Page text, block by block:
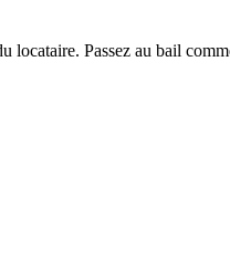
locataire. Passez au bail